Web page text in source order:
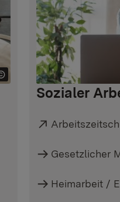
Sozialer
Externer Link:
Gesetzlicher
Heimarbeit /